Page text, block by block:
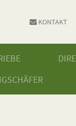
KONTAKT